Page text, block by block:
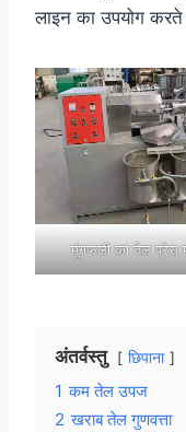
लाइन का उपयोग
मूंगफली का तेल प्रेस
अंतर्वस्तु छिपाना
1 कम तेल उपज
2 खराब तेल गुणवत्ता